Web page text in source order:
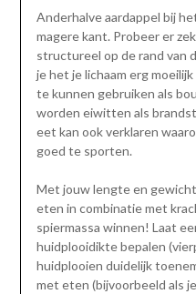
Anderhalve aardappel bij
magere kant. Probeer er
structureel op de rand van
je het je lichaam erg
te kunnen gebruiken als
worden eiwitten als
eet kan ook verklaren
goed te sporten.
Met jouw lengte en
eten in combinatie met
spiermassa winnen! Laat
huidplooidikte bepalen
huidplooien duidelijk
met eten (bijvoorbeeld als